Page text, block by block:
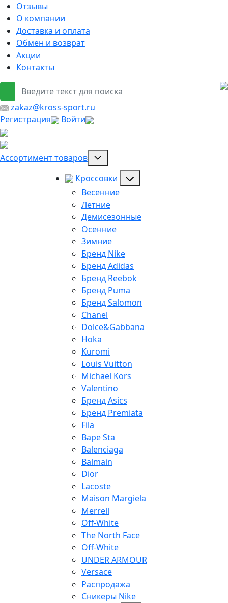
Отзывы
О компании
Доставка и оплата
Обмен и возврат
Акции
Контакты
zakaz@kross-sport.ru
Регистрация
Войти
Ассортимент товаров
Кроссовки
Весенние
Летние
Демисезонные
Осенние
Зимние
Бренд Nike
Бренд Adidas
Бренд Reebok
Бренд Puma
Бренд Salomon
Chanel
Dolce&Gabbana
Hoka
Kuromi
Louis Vuitton
Michael Kors
Valentino
Бренд Asics
Бренд Premiata
Fila
Bape Sta
Balenciaga
Balmain
Dior
Lacoste
Maison Margiela
Merrell
Off-White
The North Face
Off-White
UNDER ARMOUR
Versace
Распродажа
Сникеры Nike